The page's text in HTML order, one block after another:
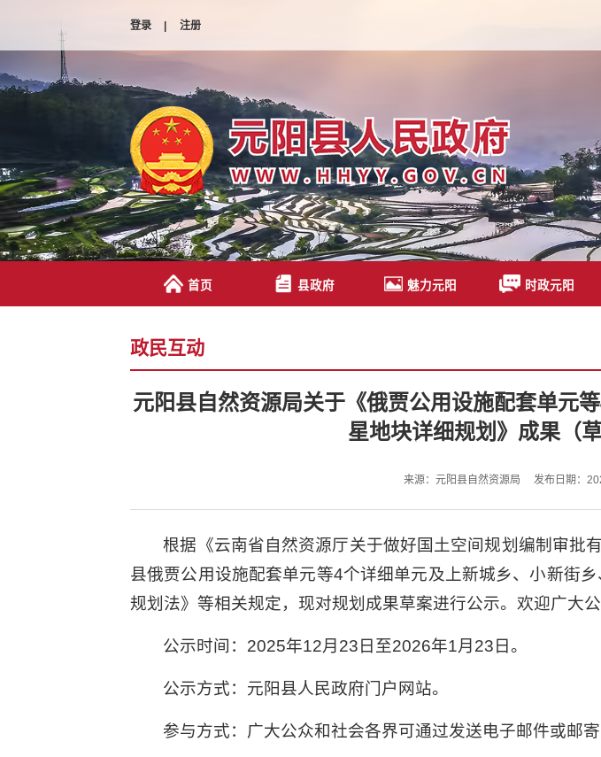
登录 | 注册
首页 县政府 魅力元阳 时政元阳
政民互动
元阳县自然资源局关于《俄贾公用设施配套单元
星地块详细规划》成果（
来源：元阳县自然资源局 发布日期：
根据《云南省自然资源厅关于做好国土空间规划编制审批
县俄贾公用设施配套单元等4个详细单元及上新城乡、小新街
规划法》等相关规定，现对规划成果草案进行公示。欢迎广大
公示时间：2025年12月23日至2026年1月23日。
公示方式：元阳县人民政府门户网站。
参与方式：广大公众和社会各界可通过发送电子邮件或邮寄